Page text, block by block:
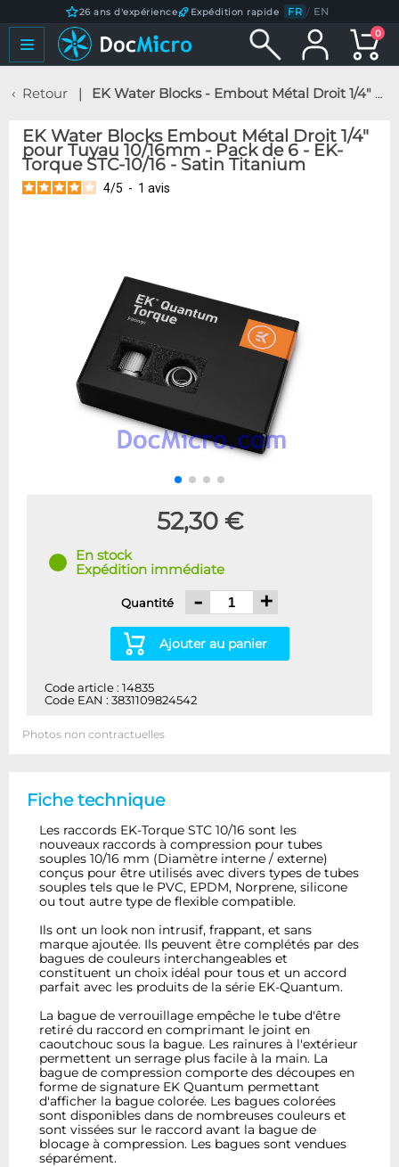
26 ans d'expérience Expédition rapide FR / EN
0
Retour EK Water Blocks - Embout Métal Droit 1/4" pour Tuyau 10/16mm - Pack de 6 - EK-Torque STC-10/16 - Satin Titanium
EK Water Blocks Embout Métal Droit 1/4"
pour Tuyau 10/16mm - Pack de 6 - EK-
Torque STC-10/16 - Satin Titanium
4/5 - 1 avis
52,30 €
En stock
Expédition immédiate
Quantité - +
Ajouter au panier
Code article : 14835
Code EAN : 3831109824542
Photos non contractuelles
Fiche technique
Les raccords EK-Torque STC 10/16 sont les
nouveaux raccords à compression pour tubes
souples 10/16 mm (Diamètre interne / externe)
conçus pour être utilisés avec divers types de tubes
souples tels que le PVC, EPDM, Norprene, silicone
ou tout autre type de flexible compatible.
Ils ont un look non intrusif, frappant, et sans
marque ajoutée. Ils peuvent être complétés par des
bagues de couleurs interchangeables et
constituent un choix idéal pour tous et un accord
parfait avec les produits de la série EK-Quantum.
La bague de verrouillage empêche le tube d'être
retiré du raccord en comprimant le joint en
caoutchouc sous la bague. Les rainures à l'extérieur
permettent un serrage plus facile à la main. La
bague de compression comporte des découpes en
forme de signature EK Quantum permettant
d'afficher la bague colorée. Les bagues colorées
sont disponibles dans de nombreuses couleurs et
sont vissées sur le raccord avant la bague de
blocage à compression. Les bagues sont vendues
séparément.